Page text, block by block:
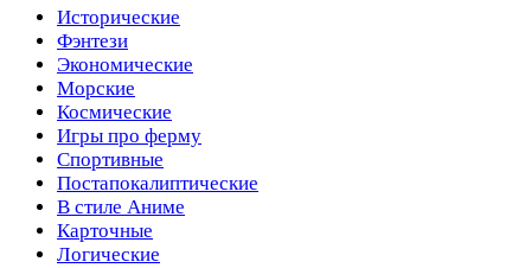
Исторические
Фэнтези
Экономические
Морские
Космические
Игры про ферму
Спортивные
Постапокалиптические
В стиле Аниме
Карточные
Логические